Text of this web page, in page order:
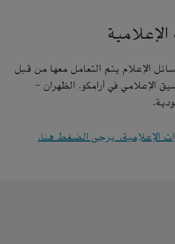
الإعلام يتم التعامل معها من قبل
الإعلامي في أرامكو. الظهران -
الإعلامية، يرجى الضغط هنا.